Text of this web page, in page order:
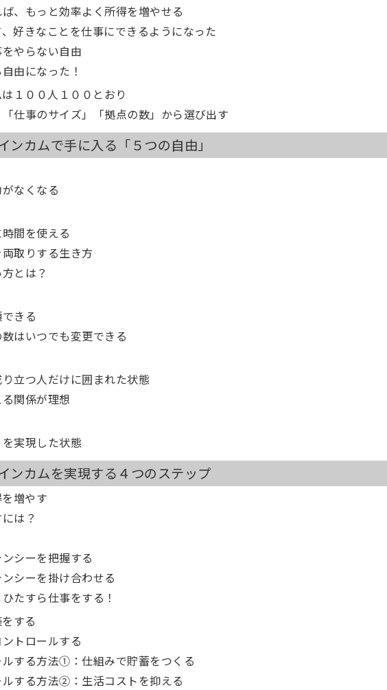
1 FIRE「4%ルール」の落とし穴
2 不動産投資で資産所得を得るための5つのポイント
1 自分の生き方を問い直し、会社からの独立を決意
2 ハワイ移住を実現し、「子育て6割」の生活を満喫
3 お金と時間の自由を手に入れ、趣味の釣りを存分に満
4 会社員との二足のわらじ状態を経て、夢だった作曲の
5 早期退職と沖縄移住を実現。地域貢献に取り組みな
、もっと効率よく所得を増やせる
好きなことを仕事にできるようになった
やらない自由
由になった！
１００人１００とおり
「仕事のサイズ」「拠点の数」から選び出す
ンカムで手に入る「５つの自由」
なくなる
間を使える
取りする生き方
とは？
きる
はいつでも変更できる
立つ人だけに囲まれた状態
関係が理想
を実現した状態
ンカムを実現する４つのステップ
増やす
は？
シーを把握する
シーを掛け合わせる
たすら仕事をする！
する
トロールする
する方法①：仕組みで貯蓄をつくる
する方法②：生活コストを抑える